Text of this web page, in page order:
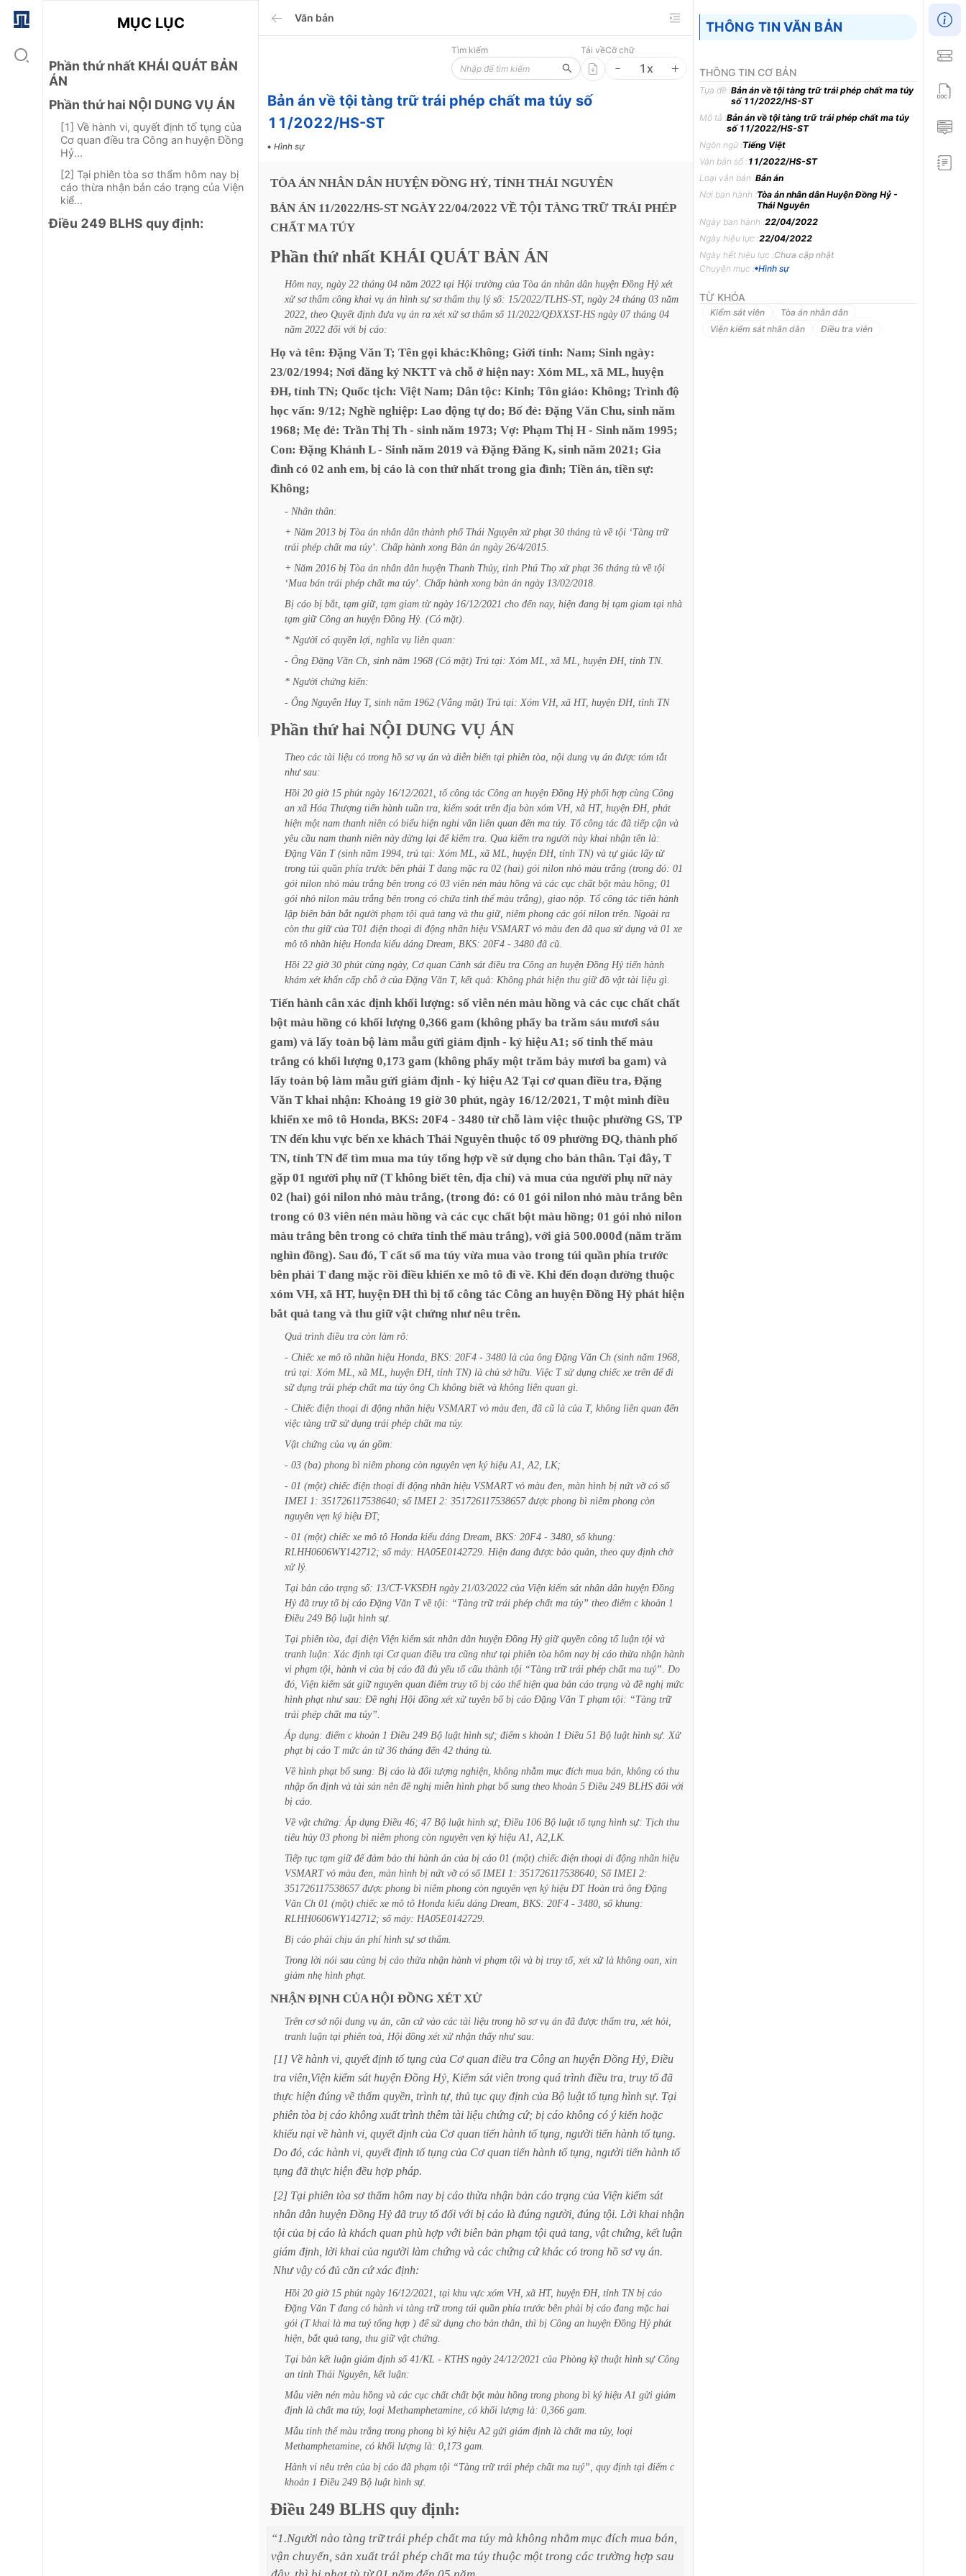
MỤC LỤC
Phần thứ nhất KHÁI QUÁT BẢN
ÁN
Phần thứ hai NỘI DUNG VỤ ÁN
[1] Về hành vi, quyết định tố tụng của
Cơ quan điều tra Công an huyện Đồng
Hỷ...
[2] Tại phiên tòa sơ thẩm hôm nay bị
cáo thừa nhận bản cáo trạng của Viện
kiể...
Điều 249 BLHS quy định:
Văn bản
Tìm kiếm Tải vềCỡ chữ
1 x
Bản án về tội tàng trữ trái phép chất ma túy số
11/2022/HS-ST
Hình sự
TÒA ÁN NHÂN DÂN HUYỆN ĐỒNG HỶ, TỈNH THÁI NGUYÊN
BẢN ÁN 11/2022/HS-ST NGÀY 22/04/2022 VỀ TỘI TÀNG TRỮ TRÁI PHÉP
CHẤT MA TÚY
Phần thứ nhất KHÁI QUÁT BẢN ÁN
Hôm nay, ngày 22 tháng 04 năm 2022 tại Hội trường của Tòa án nhân dân huyện Đồng Hỷ xét
xử sơ thẩm công khai vụ án hình sự sơ thẩm thụ lý số: 15/2022/TLHS-ST, ngày 24 tháng 03 năm
2022, theo Quyết định đưa vụ án ra xét xử sơ thẩm số 11/2022/QĐXXST-HS ngày 07 tháng 04
năm 2022 đối với bị cáo:
Họ và tên: Đặng Văn T; Tên gọi khác:Không; Giới tính: Nam; Sinh ngày:
23/02/1994; Nơi đăng ký NKTT và chỗ ở hiện nay: Xóm ML, xã ML, huyện
ĐH, tỉnh TN; Quốc tịch: Việt Nam; Dân tộc: Kinh; Tôn giáo: Không; Trình độ
học vấn: 9/12; Nghề nghiệp: Lao động tự do; Bố đẻ: Đặng Văn Chu, sinh năm
1968; Mẹ đẻ: Trần Thị Th - sinh năm 1973; Vợ: Phạm Thị H - Sinh năm 1995;
Con: Đặng Khánh L - Sinh năm 2019 và Đặng Đăng K, sinh năm 2021; Gia
đình có 02 anh em, bị cáo là con thứ nhất trong gia đình; Tiền án, tiền sự:
Không;
- Nhân thân:
+ Năm 2013 bị Tòa án nhân dân thành phố Thái Nguyên xử phạt 30 tháng tù về tội ‘Tàng trữ
trái phép chất ma túy’. Chấp hành xong Bản án ngày 26/4/2015.
+ Năm 2016 bị Tòa án nhân dân huyện Thanh Thủy, tỉnh Phú Thọ xử phạt 36 tháng tù về tội
‘Mua bán trái phép chất ma túy’. Chấp hành xong bản án ngày 13/02/2018.
Bị cáo bị bắt, tạm giữ, tạm giam từ ngày 16/12/2021 cho đến nay, hiện đang bị tạm giam tại nhà
tạm giữ Công an huyện Đồng Hỷ. (Có mặt).
* Người có quyền lợi, nghĩa vụ liên quan:
- Ông Đặng Văn Ch, sinh năm 1968 (Có mặt) Trú tại: Xóm ML, xã ML, huyện ĐH, tỉnh TN.
* Người chứng kiến:
- Ông Nguyễn Huy T, sinh năm 1962 (Vắng mặt) Trú tại: Xóm VH, xã HT, huyện ĐH, tỉnh TN
Phần thứ hai NỘI DUNG VỤ ÁN
Theo các tài liệu có trong hồ sơ vụ án và diễn biến tại phiên tòa, nội dung vụ án được tóm tắt
như sau:
Hồi 20 giờ 15 phút ngày 16/12/2021, tổ công tác Công an huyện Đồng Hỷ phối hợp cùng Công
an xã Hóa Thượng tiến hành tuần tra, kiểm soát trên địa bàn xóm VH, xã HT, huyện ĐH, phát
hiện một nam thanh niên có biểu hiện nghi vấn liên quan đến ma túy. Tổ công tác đã tiếp cận và
yêu cầu nam thanh niên này dừng lại để kiểm tra. Qua kiểm tra người này khai nhận tên là:
Đặng Văn T (sinh năm 1994, trú tại: Xóm ML, xã ML, huyện ĐH, tỉnh TN) và tự giác lấy từ
trong túi quần phía trước bên phải T đang mặc ra 02 (hai) gói nilon nhỏ màu trắng (trong đó: 01
gói nilon nhỏ màu trắng bên trong có 03 viên nén màu hồng và các cục chất bột màu hồng; 01
gói nhỏ nilon màu trắng bên trong có chứa tinh thể màu trắng), giao nộp. Tổ công tác tiến hành
lập biên bản bắt người phạm tội quả tang và thu giữ, niêm phong các gói nilon trên. Ngoài ra
còn thu giữ của T01 điện thoại di động nhãn hiệu VSMART vỏ màu đen đã qua sử dụng và 01 xe
mô tô nhãn hiệu Honda kiểu dáng Dream, BKS: 20F4 - 3480 đã cũ.
Hồi 22 giờ 30 phút cùng ngày, Cơ quan Cảnh sát điều tra Công an huyện Đồng Hỷ tiến hành
khám xét khẩn cấp chỗ ở của Đặng Văn T, kết quả: Không phát hiện thu giữ đồ vật tài liệu gì.
Tiến hành cân xác định khối lượng: số viên nén màu hồng và các cục chất chất
bột màu hồng có khối lượng 0,366 gam (không phẩy ba trăm sáu mươi sáu
gam) và lấy toàn bộ làm mẫu gửi giám định - ký hiệuA1; số tinh thể màu
trắng có khối lượng 0,173 gam (không phẩy một trăm bảy mươi ba gam) và
lấy toàn bộ làm mẫu gửi giám định - ký hiệuA2 Tại cơ quan điều tra, Đặng
Văn T khai nhận: Khoảng 19 giờ 30 phút, ngày 16/12/2021, T một mình điều
khiển xe mô tô Honda, BKS: 20F4 - 3480 từ chỗ làm việc thuộc phường GS, TP
TN đến khu vực bến xe khách Thái Nguyên thuộc tổ 09 phường ĐQ, thành phố
TN, tỉnh TN để tìm mua ma túy tổng hợp về sử dụng cho bản thân. Tại đây, T
gặp 01 người phụ nữ (T không biết tên, địa chỉ) và mua của người phụ nữ này
02 (hai) gói nilon nhỏ màu trắng, (trong đó: có 01 gói nilon nhỏ màu trắng bên
trong có 03 viên nén màu hồng và các cục chất bột màu hồng; 01 gói nhỏ nilon
màu trắng bên trong có chứa tinh thể màu trắng), với giá 500.000đ (năm trăm
nghìn đồng). Sau đó, T cất số ma túy vừa mua vào trong túi quần phía trước
bên phải T đang mặc rồi điều khiển xe mô tô đi về. Khi đến đoạn đường thuộc
xóm VH, xã HT, huyện ĐH thì bị tổ công tác Công an huyện Đồng Hỷ phát hiện
bắt quả tang và thu giữ vật chứng như nêu trên.
Quá trình điều tra còn làm rõ:
- Chiếc xe mô tô nhãn hiệu Honda, BKS: 20F4 - 3480 là của ông Đặng Văn Ch (sinh năm 1968,
trú tại: Xóm ML, xã ML, huyện ĐH, tỉnh TN) là chủ sở hữu. Việc T sử dụng chiếc xe trên để đi
sử dụng trái phép chất ma túy ông Ch không biết và không liên quan gì.
- Chiếc điện thoại di động nhãn hiệu VSMART vỏ màu đen, đã cũ là của T, không liên quan đến
việc tàng trữ sử dụng trái phép chất ma túy.
Vật chứng của vụ án gồm:
- 03 (ba) phong bì niêm phong còn nguyên vẹn ký hiệu A1, A2, LK;
- 01 (một) chiếc điện thoại di động nhãn hiệu VSMART vỏ màu đen, màn hình bị nứt vỡ có số
IMEI 1: 351726117538640; số IMEI 2: 351726117538657 được phong bì niêm phong còn
nguyên vẹn ký hiệu ĐT;
- 01 (một) chiếc xe mô tô Honda kiểu dáng Dream, BKS: 20F4 - 3480, số khung:
RLHH0606WY142712; số máy: HA05E0142729. Hiện đang được bảo quản, theo quy định chờ
xử lý.
Tại bản cáo trạng số: 13/CT-VKSĐH ngày 21/03/2022 của Viện kiểm sát nhân dân huyện Đồng
Hỷ đã truy tố bị cáo Đặng Văn T về tội: “Tàng trữ trái phép chất ma túy” theo điểm c khoản 1
Điều 249 Bộ luật hình sự.
Tại phiên tòa, đại diện Viện kiểm sát nhân dân huyện Đồng Hỷ giữ quyền công tố luận tội và
tranh luận: Xác định tại Cơ quan điều tra cũng như tại phiên tòa hôm nay bị cáo thừa nhận hành
vi phạm tội, hành vi của bị cáo đã đủ yếu tố cấu thành tội “Tàng trữ trái phép chất ma tuý”.
Do
đó, Viện kiểm sát giữ nguyên quan điểm truy tố bị cáo thể hiện qua bản cáo trạng và đề nghị mức
hình phạt như sau: Đề nghị Hội đồng xét xử tuyên bố bị cáo Đặng Văn T phạm tội: “Tàng trữ
trái phép chất ma túy”.
Áp dụng: điểm c khoản 1 Điều 249 Bộ luật hình sự; điểm s khoản 1 Điều 51 Bộ luật hình sự. Xử
phạt bị cáo T mức án từ 36 tháng đến 42 tháng tù.
Về hình phạt bổ sung: Bị cáo là đối tượng nghiện, không nhằm mục đích mua bán, không có thu
nhập ổn định và tài sản nên đề nghị miễn hình phạt bổ sung theo khoản 5 Điều 249 BLHS đối với
bị cáo.
Về vật chứng: Áp dụng Điều 46; 47 Bộ luật hình sự; Điều 106 Bộ luật tố tụng hình sự: Tịch thu
tiêu hủy 03 phong bì niêm phong còn nguyên vẹn ký hiệu A1,
A2,LK.
Tiếp tục tạm giữ để đảm bảo thi hành án của bị cáo 01 (một) chiếc điện thoại di động nhãn hiệu
VSMART vỏ màu đen, màn hình bị nứt vỡ có số IMEI 1: 351726117538640; Số IMEI 2:
351726117538657 được phong bì niêm phong còn nguyên vẹn ký hiệu ĐT Hoàn trả ông Đặng
Văn Ch 01 (một) chiếc xe mô tô Honda kiểu dáng Dream, BKS: 20F4 - 3480, số khung:
RLHH0606WY142712; số máy: HA05E0142729.
Bị cáo phải chịu án phí hình sự sơ thẩm.
Trong lời nói sau cùng bị cáo thừa nhận hành vi phạm tội và bị truy tố, xét xử là không oan, xin
giảm nhẹ hình phạt.
NHẬN ĐỊNH CỦA HỘI ĐỒNG XÉT XỬ
Trên cơ sở nội dung vụ án, căn cứ vào các tài liệu trong hồ sơ vụ án đã được thẩm tra, xét hỏi,
tranh luận tại phiên toà, Hội đồng xét xử nhận thấy như sau:
[1] Về hành vi, quyết định tố tụng của Cơ quan điều tra Công an huyện Đồng Hỷ, Điều
tra viên,Viện kiểm sát huyện Đồng Hỷ, Kiểm sát viên trong quá trình điều tra, truy tố đã
thực hiện đúng về thẩm quyền, trình tự, thủ tục quy định của Bộ luật tố tụng hình sự. Tại
phiên tòa bị cáo không xuất trình thêm tài liệu chứng cứ; bị cáo không có ý kiến hoặc
khiếu nại về hành vi, quyết định của Cơ quan tiến hành tố tụng, người tiến hành tố tụng.
Do đó, các hành vi, quyết định tố tụng của Cơ quan tiến hành tố tụng, người tiến hành tố
tụng đã thực hiện đều hợp pháp.
[2] Tại phiên tòa sơ thẩm hôm nay bị cáo thừa nhận bản cáo trạng của Viện kiểm sát
nhân dân huyện Đồng Hỷ đã truy tố đối với bị cáo là đúng người, đúng tội. Lời khai nhận
tội của bị cáo là khách quan phù hợp với biên bản phạm tội quả tang, vật chứng, kết luận
giám định, lời khai của người làm chứng và các chứng cứ khác có trong hồ sơ vụ án.
Như vậy có đủ căn cứ xác định:
Hồi 20 giờ 15 phút ngày 16/12/2021, tại khu vực xóm VH, xã HT, huyện ĐH, tỉnh TN bị cáo
Đặng Văn T đang có hành vi tàng trữ trong túi quần phía trước bên phải bị cáo đang mặc hai
gói (T khai là ma tuý tổng hợp ) để sử dụng cho bản thân, thì bị Công an huyện Đồng Hỷ phát
hiện, bắt quả tang, thu giữ vật chứng.
Tại bản kết luận giám định số 41/KL - KTHS ngày 24/12/2021 của Phòng kỹ thuật hình sự Công
an tỉnh Thái Nguyên, kết luận:
Mẫu viên nén màu hồng và các cục chất chất bột màu hồng trong phong bì ký hiệu A1 gửi giám
định là chất ma túy, loại Methamphetamine, có khối lượng là: 0,366 gam.
Mẫu tinh thể màu trắng trong phong bì ký hiệu A2 gửi giám định là chất ma túy, loại
Methamphetamine, có khối lượng là: 0,173 gam.
Hành vi nêu trên của bị cáo đã phạm tội “Tàng trữ trái phép chất ma tuý”, quy định tại điểm c
khoản 1 Điều 249 Bộ luật hình sự.
Điều 249 BLHS quy định:
“1.Người nào tàng trữ trái phép chất ma túy mà không nhằm mục đích mua bán,
vận chuyển, sản xuất trái phép chất ma túy thuộc một trong các trường hợp sau
THÔNG TIN VĂN BẢN
THÔNG TIN CƠ BẢN
Tựa đề :Bản án về tội tàng trữ trái phép chất ma túy
số 11/2022/HS-ST
Mô tả :Bản án về tội tàng trữ trái phép chất ma túy
số 11/2022/HS-ST
Ngôn ngữ :Tiếng Việt
Văn bản số :11/2022/HS-ST
Loại văn bản :Bản án
Nơi ban hành :Tòa án nhân dân Huyện Đồng Hỷ -
Thái Nguyên
Ngày ban hành :22/04/2022
Ngày hiệu lực :22/04/2022
Ngày hết hiệu lực :Chưa cập nhật
Chuyên mục : Hình sự
TỪ KHÓA
Kiểm sát viên
Tòa án nhân dân
Viện kiểm sát nhân dân
Điều tra viên